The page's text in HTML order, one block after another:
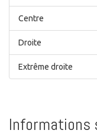
Centre
Droite
Extrême droite
Informations